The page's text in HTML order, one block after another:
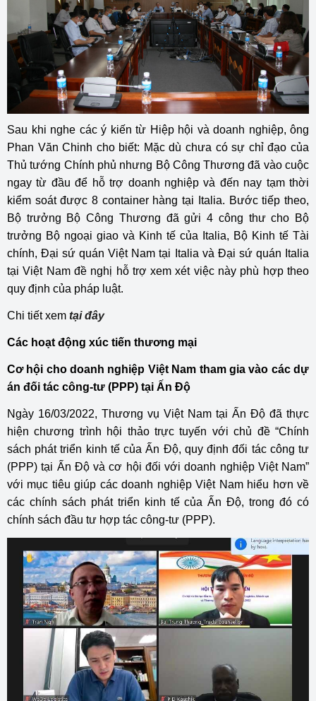
Sau khi nghe các ý kiến từ Hiệp hội và doanh nghiệp, ông
Phan Văn Chinh cho biết: Mặc dù chưa có sự chỉ đạo của
Thủ tướng Chính phủ nhưng Bộ Công Thương đã vào cuộc
ngay từ đầu để hỗ trợ doanh nghiệp và đến nay tạm thời
kiểm soát được 8 container hàng tại Italia. Bước tiếp theo,
Bộ trưởng Bộ Công Thương đã gửi 4 công thư cho Bộ
trưởng Bộ ngoại giao và Kinh tế của Italia, Bộ Kinh tế Tài
chính, Đại sứ quán Việt Nam tại Italia và Đại sứ quán Italia
tại Việt Nam đề nghị hỗ trợ xem xét việc này phù hợp theo
quy định của pháp luật.
Chi tiết xem tại đây
Các hoạt động xúc tiến thương mại
Cơ hội cho doanh nghiệp Việt Nam tham gia vào các dự
án đối tác công-tư (PPP) tại Ấn Độ
Ngày 16/03/2022, Thương vụ Việt Nam tại Ấn Độ đã thực
hiện chương trình hội thảo trực tuyến với chủ đề “Chính
sách phát triển kinh tế của Ấn Độ, quy định đối tác công tư
(PPP) tại Ấn Độ và cơ hội đối với doanh nghiệp Việt Nam”
với mục tiêu giúp các doanh nghiệp Việt Nam hiểu hơn về
các chính sách phát triển kinh tế của Ấn Độ, trong đó có
chính sách đầu tư hợp tác công-tư (PPP).